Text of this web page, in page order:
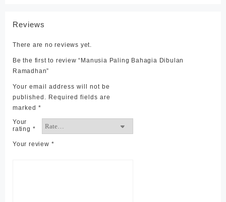
Reviews
There are no reviews yet.
Be the first to review “Manusia Paling Bahagia Dibulan
Ramadhan”
Your email address will not be
published. Required fields are
marked *
Your
rating *
Your review *